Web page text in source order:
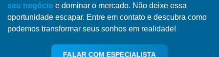
seu negócio e dominar o mercado. Não deixe essa
oportunidade escapar. Entre em contato e descubra como
podemos transformar seus sonhos em realidade!
FALAR COM ESPECIALISTA